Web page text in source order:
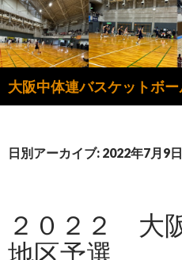
検
索
ン
キ
ッ
プ
日別アーカイブ: 2022年7月9日
２０２２ 大
地区予選